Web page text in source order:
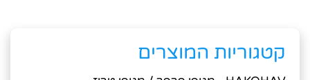
קטגוריות המוצרים